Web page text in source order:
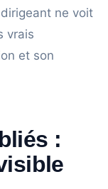
ne voit
vrais
et son
: